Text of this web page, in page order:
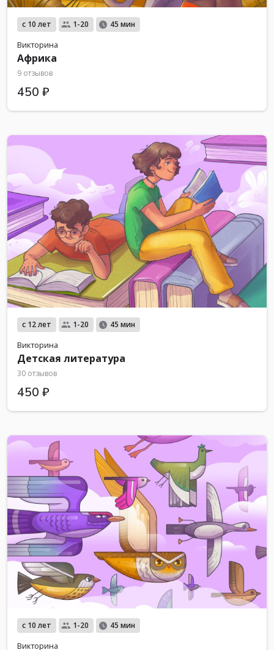
с 10 лет 1-20 45 мин
Викторина
Африка
9 отзывов
450 ₽
с 12 лет 1-20 45 мин
Викторина
Детская литература
30 отзывов
450 ₽
с 10 лет 1-20 45 мин
Викторина